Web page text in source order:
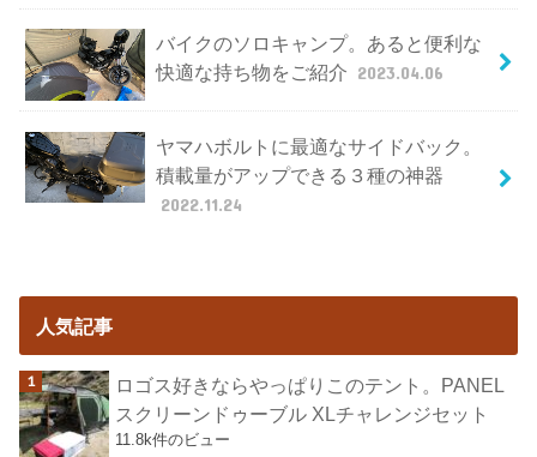
バイクのソロキャンプ。あると便利な
快適な持ち物をご紹介 2023.04.06
ヤマハボルトに最適なサイドバック。
積載量がアップできる３種の神器
2022.11.24
人気記事
ロゴス好きならやっぱりこのテント。PANEL
スクリーンドゥーブル XLチャレンジセット
11.8k件のビュー